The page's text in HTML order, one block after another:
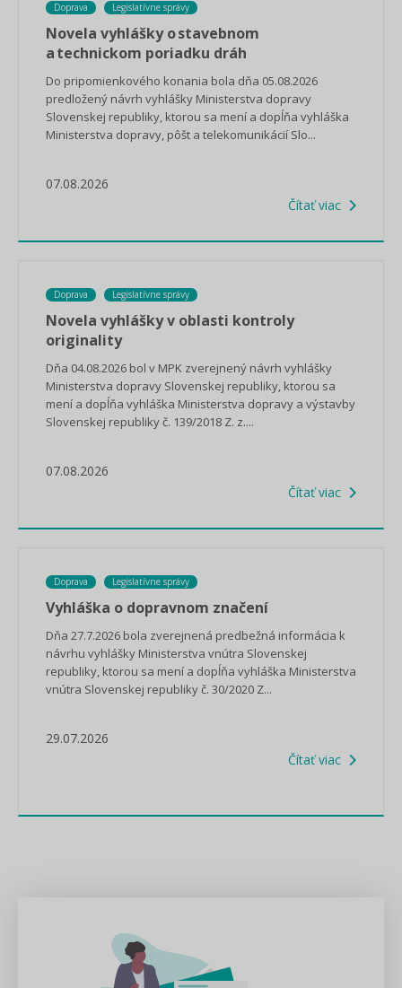
Doprava Legislatívne správy
Novela vyhlášky o stavebnom
a technickom poriadku dráh
Do pripomienkového konania bola dňa 05.08.2026
predložený návrh vyhlášky Ministerstva dopravy
Slovenskej republiky, ktorou sa mení a dopĺňa vyhláška
Ministerstva dopravy, pôšt a telekomunikácií Slo...
07.08.2026
Čítať viac
Doprava Legislatívne správy
Novela vyhlášky v oblasti kontroly
originality
Dňa 04.08.2026 bol v MPK zverejnený návrh vyhlášky
Ministerstva dopravy Slovenskej republiky, ktorou sa
mení a dopĺňa vyhláška Ministerstva dopravy a výstavby
Slovenskej republiky č. 139/2018 Z. z....
07.08.2026
Čítať viac
Doprava Legislatívne správy
Vyhláška o dopravnom značení
Dňa 27.7.2026 bola zverejnená predbežná informácia k
návrhu vyhlášky Ministerstva vnútra Slovenskej
republiky, ktorou sa mení a dopĺňa vyhláška Ministerstva
vnútra Slovenskej republiky č. 30/2020 Z...
29.07.2026
Čítať viac